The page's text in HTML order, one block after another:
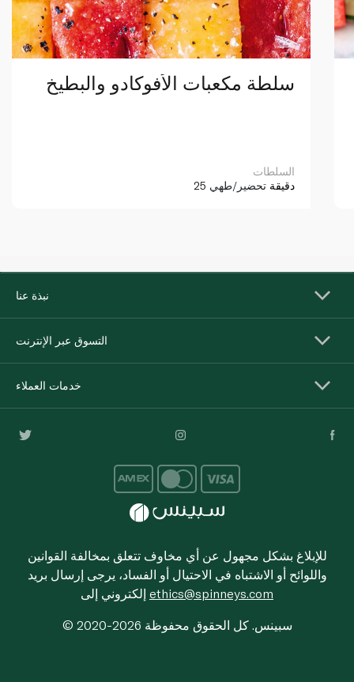
سلطة مكعبات الأفوكادو والبطيخ
السلطات
25 دقيقة تحضير/طهي
نبذة عنا
التسوق عبر الإنترنت
خدمات العملاء
للإبلاغ بشكل مجهول عن أي مخاوف تتعلق بمخالفة القوانين
واللوائح أو الاشتباه في الاحتيال أو الفساد، يرجى إرسال بريد
ethics@spinneys.com
© 2020-2026 سبينس. كل الحقوق محفوظة